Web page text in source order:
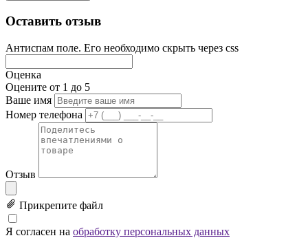
Оставить отзыв
Антиспам поле. Его необходимо скрыть через css
Оценка
Оцените от 1 до 5
Ваше имя
Номер телефона
Отзыв
Прикрепите файл
Я согласен на обработку персональных данных